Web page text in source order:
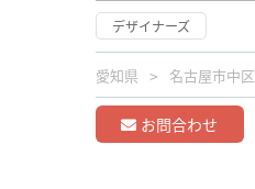
デザイナーズ
愛知県 名古屋市中区
お問合わせ